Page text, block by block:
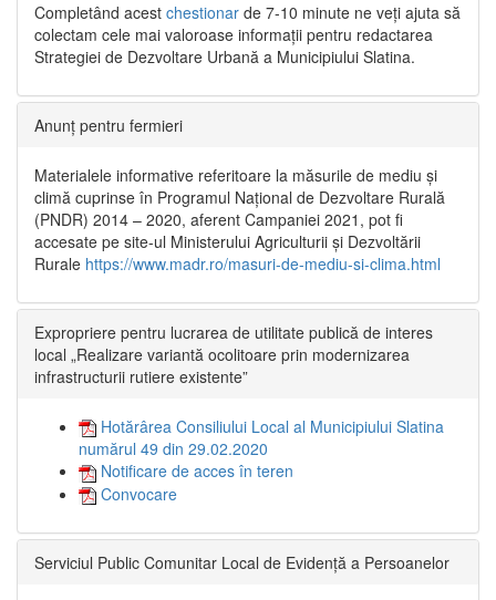
Completând acest chestionar de 7-10 minute ne veți ajuta să
colectam cele mai valoroase informații pentru redactarea
Strategiei de Dezvoltare Urbană a Municipiului Slatina.
Anunț pentru fermieri
Materialele informative referitoare la măsurile de mediu și
climă cuprinse în Programul Național de Dezvoltare Rurală
(PNDR) 2014 – 2020, aferent Campaniei 2021, pot fi
accesate pe site-ul Ministerului Agriculturii și Dezvoltării
Rurale https://www.madr.ro/masuri-de-mediu-si-clima.html
Expropriere pentru lucrarea de utilitate publică de interes
local „Realizare variantă ocolitoare prin modernizarea
infrastructurii rutiere existente”
Hotărârea Consiliului Local al Municipiului Slatina
numărul 49 din 29.02.2020
Notificare de acces în teren
Convocare
Serviciul Public Comunitar Local de Evidență a Persoanelor